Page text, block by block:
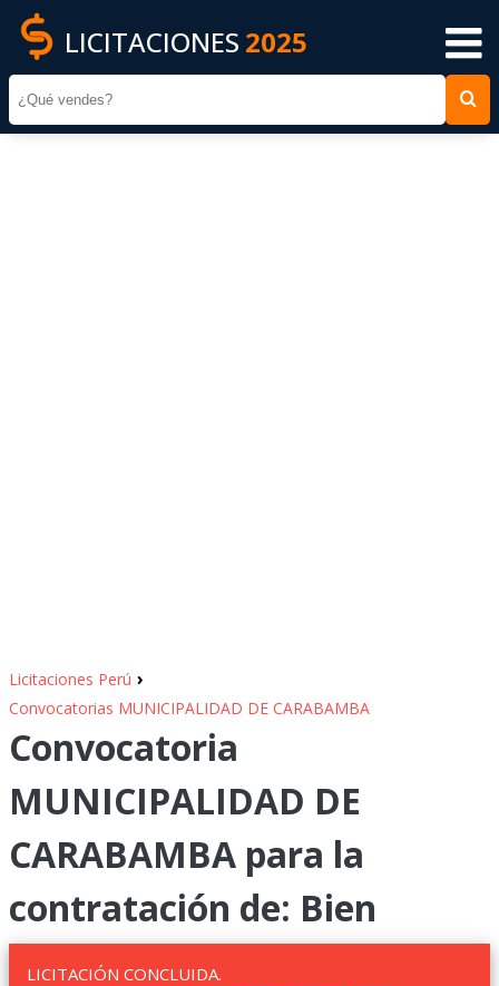
LICITACIONES 2025
Licitaciones Perú ›
Convocatorias MUNICIPALIDAD DE CARABAMBA
Convocatoria
MUNICIPALIDAD DE
CARABAMBA para la
contratación de: Bien
LICITACIÓN CONCLUIDA.